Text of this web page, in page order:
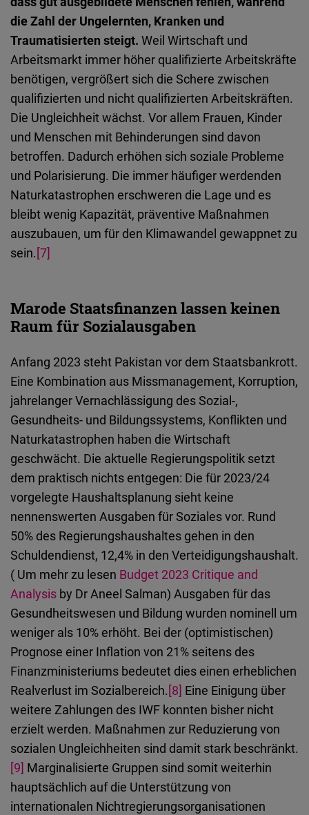
die Zahl der Ungelernten, Kranken und
Traumatisierten steigt. Weil Wirtschaft und
Arbeitsmarkt immer höher qualifizierte Arbeitskräfte
benötigen, vergrößert sich die Schere zwischen
qualifizierten und nicht qualifizierten Arbeitskräften.
Die Ungleichheit wächst. Vor allem Frauen, Kinder
und Menschen mit Behinderungen sind davon
betroffen. Dadurch erhöhen sich soziale Probleme
und Polarisierung. Die immer häufiger werdenden
Naturkatastrophen erschweren die Lage und es
bleibt wenig Kapazität, präventive Maßnahmen
auszubauen, um für den Klimawandel gewappnet zu
sein.[7]
Marode Staatsfinanzen lassen keinen
Raum für Sozialausgaben
Anfang 2023 steht Pakistan vor dem Staatsbankrott.
Eine Kombination aus Missmanagement, Korruption,
jahrelanger Vernachlässigung des Sozial-,
Gesundheits- und Bildungssystems, Konflikten und
Naturkatastrophen haben die Wirtschaft
geschwächt. Die aktuelle Regierungspolitik setzt
dem praktisch nichts entgegen: Die für 2023/24
vorgelegte Haushaltsplanung sieht keine
nennenswerten Ausgaben für Soziales vor. Rund
50% des Regierungshaushaltes gehen in den
Schuldendienst, 12,4% in den Verteidigungshaushalt.
( Um mehr zu lesen Budget 2023 Critique and
Analysis by Dr Aneel Salman) Ausgaben für das
Gesundheitswesen und Bildung wurden nominell um
weniger als 10% erhöht. Bei der (optimistischen)
Prognose einer Inflation von 21% seitens des
Finanzministeriums bedeutet dies einen erheblichen
Realverlust im Sozialbereich.[8] Eine Einigung über
weitere Zahlungen des IWF konnten bisher nicht
erzielt werden. Maßnahmen zur Reduzierung von
sozialen Ungleichheiten sind damit stark beschränkt.
[9] Marginalisierte Gruppen sind somit weiterhin
hauptsächlich auf die Unterstützung von
internationalen Nichtregierungsorganisationen